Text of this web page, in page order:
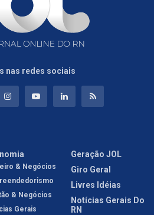
nas redes sociais
& Negócios
& Negócios
Gerais
Geração JOL
Giro Geral
Livres Idéias
Notícias Gerais Do
RN